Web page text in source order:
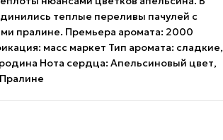
теплые переливы пачулей с
пралине. Премьера аромата: 2000
масс маркет Тип аромата: сладкие,
Нота сердца: Апельсиновый цвет,